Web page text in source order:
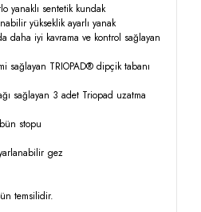
yanaklı sentetik kundak
yükseklik ayarlı yanak
daha iyi kavrama ve kontrol sağlayan
sağlayan TRIOPAD® dipçik tabanı
sağlayan 3 adet Triopad uzatma
stopu
gez
temsilidir.